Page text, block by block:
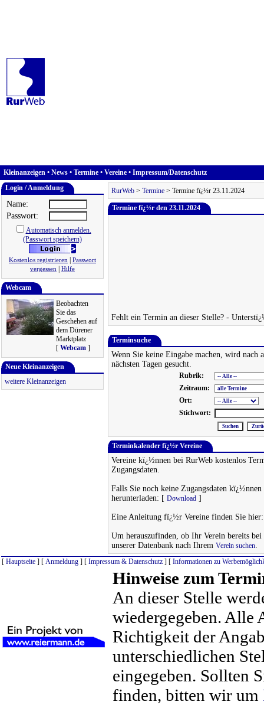
Kleinanzeigen • News • Termine • Vereine • Impressum/Datenschutz
Login / Anmeldung
Name:
Passwort:
Automatisch anmelden.
(Passwort speichern)
Kostenlos registrieren
Passwort
vergessen
Hilfe
Webcam
Beobachten
Sie das
Geschehen auf
dem Dürener
Marktplatz
[ Webcam ]
Neue Kleinanzeigen
weitere Kleinanzeigen
RurWeb > Termine > Termine fï¿½r 23.11.2024
Termine fï¿½r den 23.11.2024
Fehlt ein Termin an dieser Stelle? -
Terminsuche
Wenn Sie keine Eingabe machen, wird nach
nächsten Tagen gesucht.
Rubrik:
Zeitraum:
Ort:
Stichwort:
Terminkalender fï¿½r Vereine
Vereine kï¿½nnen bei RurWeb kostenlos
Zugangsdaten.
Falls Sie noch keine Zugangsdaten
herunterladen: [ Download ]
Eine Anleitung fï¿½r Vereine finden Sie
Um herauszufinden, ob Ihr Verein bereits
unserer Datenbank nach Ihrem Verein suchen.
[ Hauptseite ] [ Anmeldung ] [ Impressum & Datenschutz ] [ Informationen zu
Hinweise zum
An dieser Stelle
wiedergegeben. Alle
Richtigkeit der
unterschiedlichen
eingegeben. Sollten
finden, bitten wir um